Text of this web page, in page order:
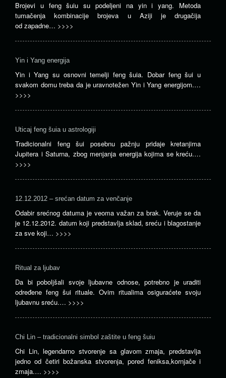
Brojevi u feng šuiu su podeljeni na yin i yang. Metoda
tumačenja kombinacije brojeva u Aziji je drugačija
od zapadne… >>>>
Yin i Yang energija
Yin i Yang su osnovni temelji feng šuia. Dobar feng šui u
svakom domu treba da je uravnotežen Yin i Yang energijom.…
>>>>
Uticaj feng šuia u astrologiji
Tradicionalni feng šui posebnu pažnju pridaje kretanjima
Jupitera i Saturna, zbog menjanja energija kojima se kreću.…
>>>>
12.12.2012 – srećan datum za venčanje
Odabir srećnog datuma je veoma važan za brak. Veruje se da
je 12.12.2012. datum koji predstavlja sklad, sreću i blagostanje
za sve koji… >>>>
Ritual za ljubav
Da bi poboljšali svoje ljubavne odnose, potrebno je uraditi
određene feng šui rituale. Ovim ritualima osiguraćete svoju
ljubavnu sreću.… >>>>
Chi Lin – tradicionalni simbol zaštite u feng šuiu
Chi Lin, legendarno stvorenje sa glavom zmaja, predstavlja
jedno od četiri božanska stvorenja, pored feniksa,kornjače i
zmaja.… >>>>